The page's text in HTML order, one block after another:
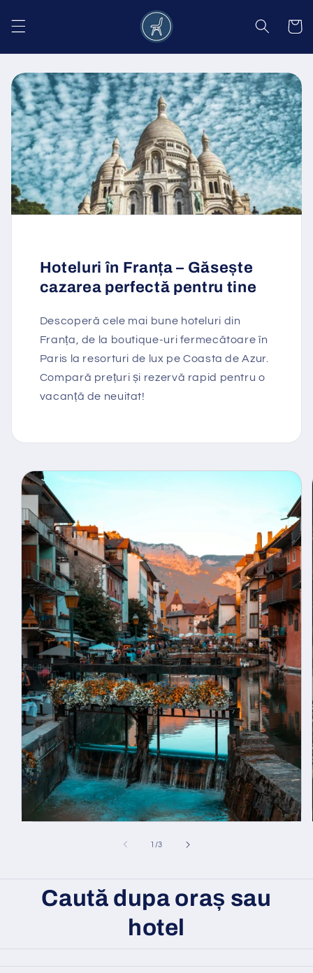
conținut
Coș
Hoteluri în Franța – Găsește
cazarea perfectă pentru tine
Descoperă cele mai bune hoteluri din
Franța, de la boutique-uri fermecătoare în
Paris la resorturi de lux pe Coasta de Azur.
Compară prețuri și rezervă rapid pentru o
vacanță de neuitat!
1 /din
3
Caută dupa oraș sau
hotel